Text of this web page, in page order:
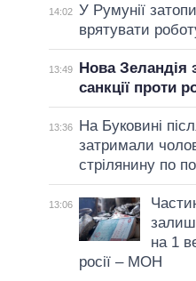
14:02 У Румунії
врятувати
13:49
Нова Зеландія
санкції проти
13:36
На Буковині
затримали
стрілянину по
13:06
на 1
росії – МОН